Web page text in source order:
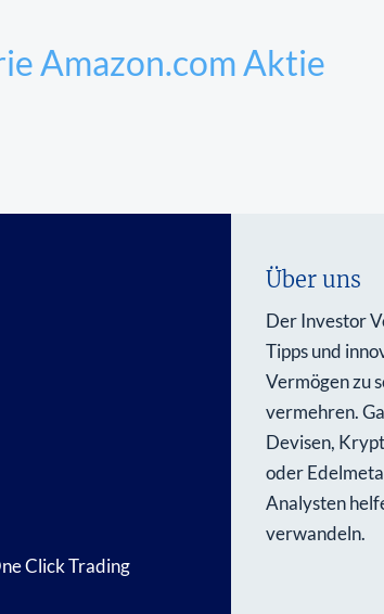
Amazon.com Aktie
Click Trading
Über uns
Der Investor
Tipps und
Vermögen zu
vermehren.
Devisen,
oder
Analysten
verwandeln.